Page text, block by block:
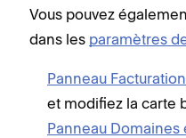
Vous pouvez
dans les paramètres
Panneau Facturation
et modifiez la carte
Panneau Domaines